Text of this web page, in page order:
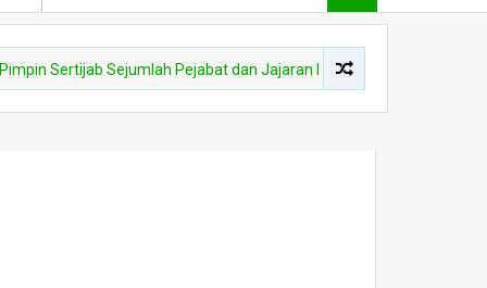
Sejumlah Pejabat dan Jajaran Kapolres di Lingkungan Polda